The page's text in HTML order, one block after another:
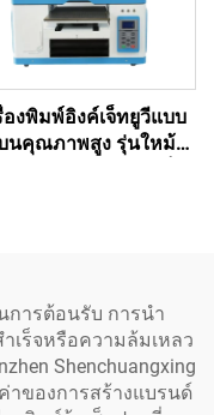
องพิมพ์อิงค์เจ็ทยูวีแบบ
นคุณภาพสูง รุ่นใหม้
การต้อนรับ การนำ
เร็จหรือความล้มเหลว
Shenchuangxing
าของการสร้างแบรนด์